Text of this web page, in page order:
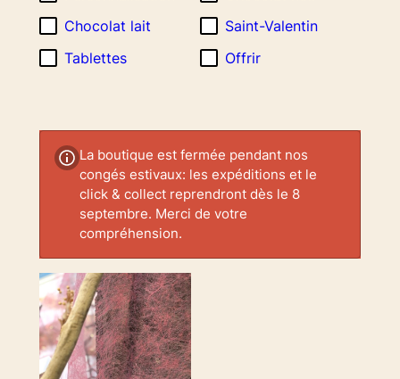
Chocolat lait
Saint-Valentin
Tablettes
Offrir
La boutique est fermée pendant nos
congés estivaux: les expéditions et le
click & collect reprendront dès le 8
septembre. Merci de votre
compréhension.